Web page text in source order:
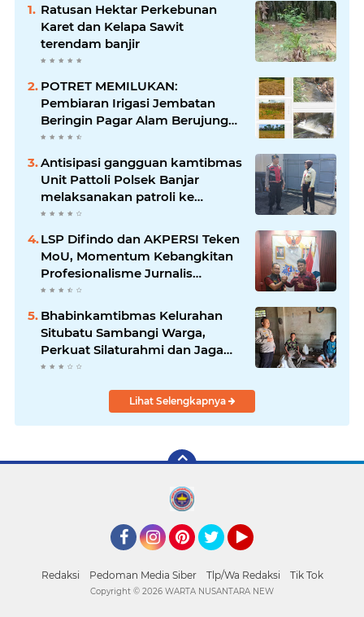
Ratusan Hektar Perkebunan
Karet dan Kelapa Sawit
terendam banjir
POTRET MEMILUKAN:
Pembiaran Irigasi Jembatan
Beringin Pagar Alam Berujung
'Bencana' Bagi Petani
Antisipasi gangguan kamtibmas
Unit Pattoli Polsek Banjar
melaksanakan patroli ke
tempat-tempat keramaian di
LSP Difindo dan AKPERSI Teken
MoU, Momentum Kebangkitan
Profesionalisme Jurnalis
Nasional
Bhabinkamtibmas Kelurahan
Situbatu Sambangi Warga,
Perkuat Silaturahmi dan Jaga
Kondusivitas Wilayah
Lihat Selengkapnya
Redaksi Pedoman Media Siber Tlp/Wa Redaksi Tik Tok
Copyright © 2026 WARTA NUSANTARA NEW